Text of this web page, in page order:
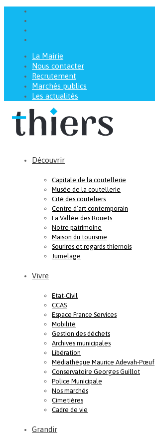
La Mairie
Nous contacter
Recrutement
Marchés publics
Les actualités
Découvrir
Capitale de la coutellerie
Musée de la coutellerie
Cité des couteliers
Centre d’art contemporain
La Vallée des Rouets
Notre patrimoine
Maison du tourisme
Sourires et regards thiernois
Jumelage
Vivre
Etat-Civil
CCAS
Espace France Services
Mobilité
Gestion des déchets
Archives municipales
Libération
Médiathèque Maurice Adevah-Pœuf
Conservatoire Georges Guillot
Police Municipale
Nos marchés
Cimetières
Cadre de vie
Grandir